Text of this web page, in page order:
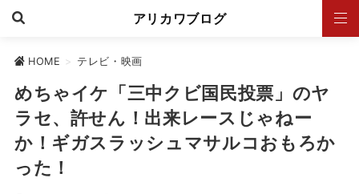
アリカワブログ
HOME > テレビ・映画
めちゃイケ「三中クビ国民投票」のヤ
ラセ、許せん！出来レースじゃねー
か！ギガスラッシュマサルコおもろか
った！